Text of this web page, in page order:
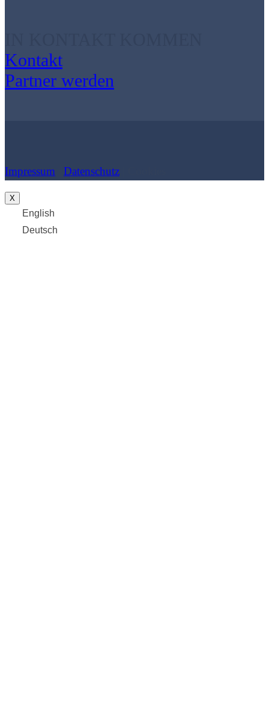
Kontakt
Partner werden
Impressum Datenschutz
X
English
Deutsch